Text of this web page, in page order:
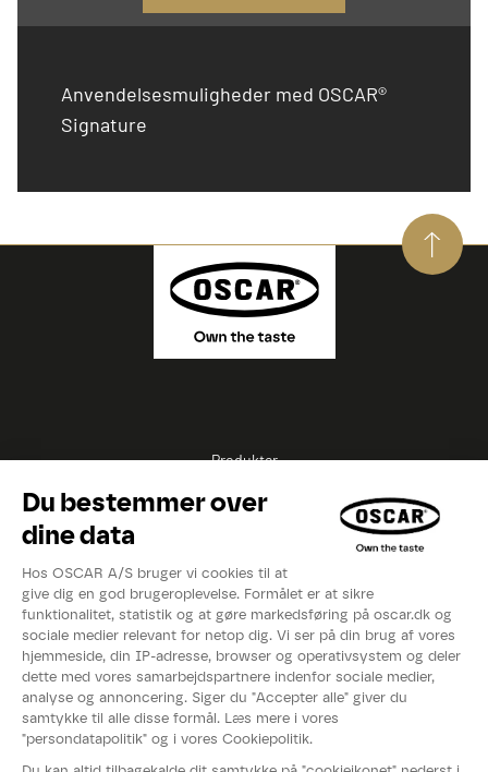
Anvendelsesmuligheder med OSCAR®
Signature
Produkter
Inspirationer
Videoer
Kataloger
Om OSCAR®
Nyheder
Events
Fødevarestyrelsens smiley-rapport
Whistleblowerordning